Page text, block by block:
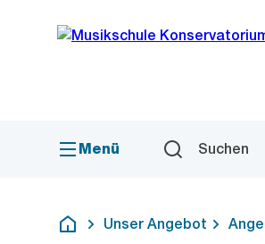
Navigation
Sprunglink
Menü Suchen
Deutsch
Unser Angebot